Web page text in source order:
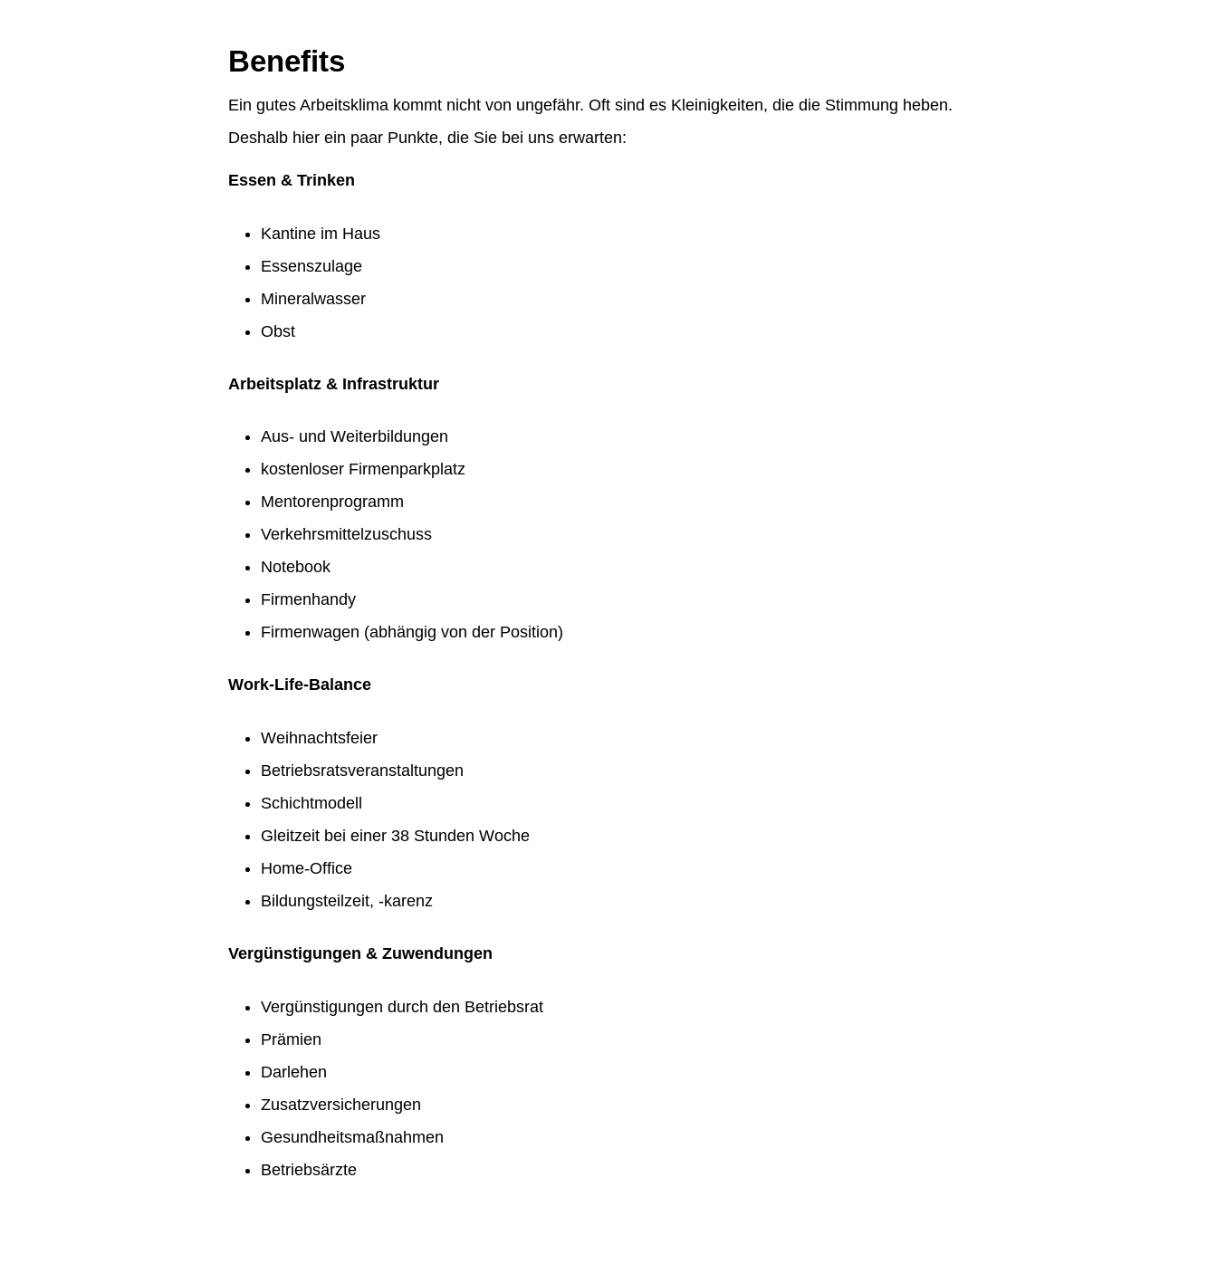
Benefits
Ein gutes Arbeitsklima kommt nicht von ungefähr. Oft sind es Kleinigkeiten, die die Stimmung heben.
Deshalb hier ein paar Punkte, die Sie bei uns erwarten:
Essen & Trinken
Kantine im Haus
Essenszulage
Mineralwasser
Obst
Arbeitsplatz & Infrastruktur
Aus- und Weiterbildungen
kostenloser Firmenparkplatz
Mentorenprogramm
Verkehrsmittelzuschuss
Notebook
Firmenhandy
Firmenwagen (abhängig von der Position)
Work-Life-Balance
Weihnachtsfeier
Betriebsratsveranstaltungen
Schichtmodell
Gleitzeit bei einer 38 Stunden Woche
Home-Office
Bildungsteilzeit, -karenz
Vergünstigungen & Zuwendungen
Vergünstigungen durch den Betriebsrat
Prämien
Darlehen
Zusatzversicherungen
Gesundheitsmaßnahmen
Betriebsärzte